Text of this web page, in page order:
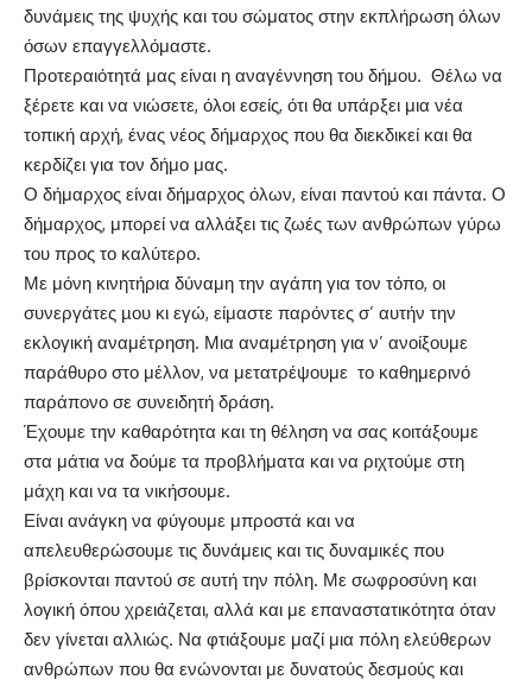
δυνάμεις της ψυχής και του σώματος στην εκπλήρωση όλων
όσων επαγγελλόμαστε.
Προτεραιότητά μας είναι η αναγέννηση του δήμου. Θέλω να
ξέρετε και να νιώσετε, όλοι εσείς, ότι θα υπάρξει μια νέα
τοπική αρχή, ένας νέος δήμαρχος που θα διεκδικεί και θα
κερδίζει για τον δήμο μας.
Ο δήμαρχος είναι δήμαρχος όλων, είναι παντού και πάντα. Ο
δήμαρχος, μπορεί να αλλάξει τις ζωές των ανθρώπων γύρω
του προς το καλύτερο.
Με μόνη κινητήρια δύναμη την αγάπη για τον τόπο, οι
συνεργάτες µου κι εγώ, είμαστε παρόντες σ’ αυτήν την
εκλογική αναμέτρηση. Μια αναμέτρηση για ν’ ανοίξουμε
παράθυρο στο μέλλον, να μετατρέψουμε το καθημερινό
παράπονο σε συνειδητή δράση.
Έχουμε την καθαρότητα και τη θέληση να σας κοιτάξουμε
στα μάτια να δούμε τα προβλήματα και να ριχτούμε στη
μάχη και να τα νικήσουμε.
Είναι ανάγκη να φύγουμε μπροστά και να
απελευθερώσουμε τις δυνάμεις και τις δυναμικές που
βρίσκονται παντού σε αυτή την πόλη. Με σωφροσύνη και
λογική όπου χρειάζεται, αλλά και με επαναστατικότητα όταν
δεν γίνεται αλλιώς. Να φτιάξουμε μαζί μια πόλη ελεύθερων
ανθρώπων που θα ενώνονται με δυνατούς δεσμούς και